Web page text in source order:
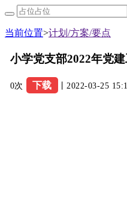
当前位置>计划/方案/要点
小学党支部2022年党建
0次 下载 丨2022-03-25